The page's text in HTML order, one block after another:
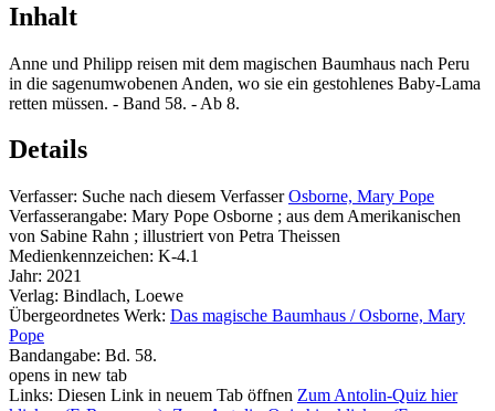
Inhalt
Anne und Philipp reisen mit dem magischen Baumhaus nach Peru
in die sagenumwobenen Anden, wo sie ein gestohlenes Baby-Lama
retten müssen. - Band 58. - Ab 8.
Details
Verfasser: Suche nach diesem Verfasser Osborne, Mary Pope
Verfasserangabe: Mary Pope Osborne ; aus dem Amerikanischen
von Sabine Rahn ; illustriert von Petra Theissen
Medienkennzeichen: K-4.1
Jahr: 2021
Verlag: Bindlach, Loewe
Übergeordnetes Werk: Das magische Baumhaus / Osborne, Mary
Pope
Bandangabe: Bd. 58.
opens in new tab
Links: Diesen Link in neuem Tab öffnen Zum Antolin-Quiz hier